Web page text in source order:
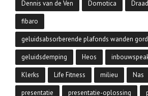
Dennis van de Ven Domotica
fibaro
geluidsabsorberende plafonds wanden
geluidsdemping Heos
Klerks Life Fitness milieu Nas
presentatie presentatie-oplossing